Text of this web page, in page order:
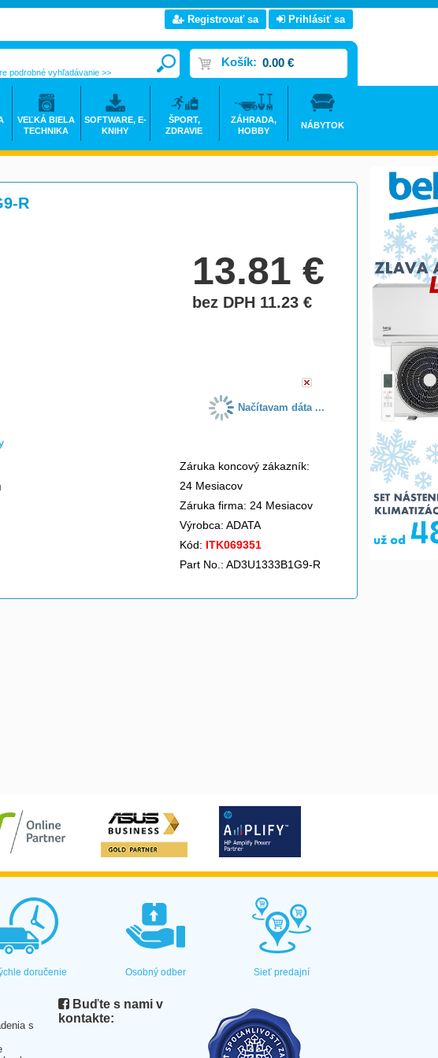
R
13.81€
bez DPH 11.23€
Načítavam dáta ...
Záruka koncový zákazník:
24 Mesiacov
Záruka firma: 24 Mesiacov
Výrobca: ADATA
Kód: ITK069351
Part No.: AD3U1333B1G9-R
Registrovať sa Prihlásiť sa
Košík: 0.00 €
podrobné vyhľadávanie >>
VEĽKÁ BIELA
TECHNIKA
SOFTWARE, E-
KNIHY
ŠPORT,
ZDRAVIE
ZÁHRADA,
HOBBY
NÁBYTOK
doručenie Osobný odber Sieť predajní
s
Buďte s nami v
kontakte: